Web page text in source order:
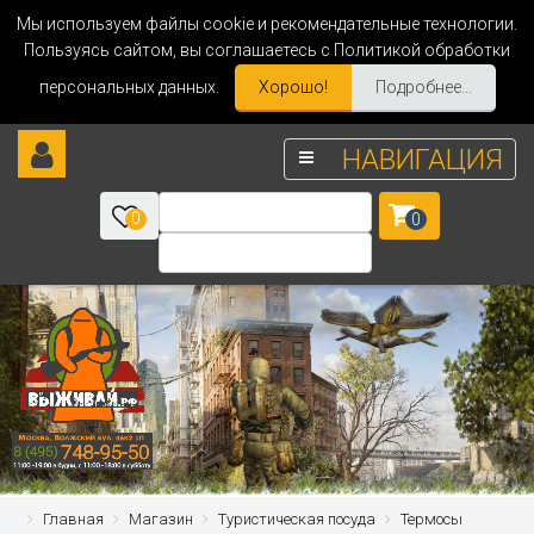
Мы используем файлы cookie и рекомендательные технологии.
Пользуясь сайтом, вы соглашаетесь с Политикой обработки
персональных данных.
Хорошо! Подробнее...
НАВИГАЦИЯ
0 0
Главная Магазин Туристическая посуда Термосы